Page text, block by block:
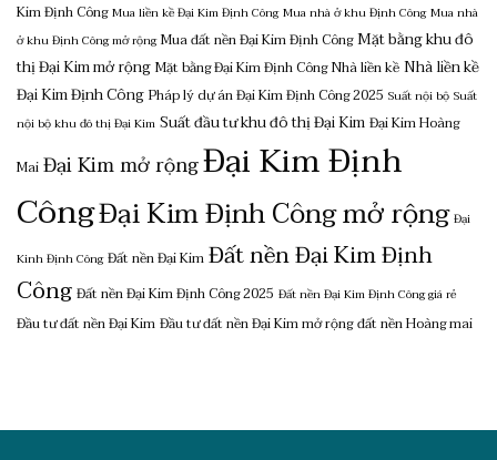
Kim Định Công Mua liền kề Đại Kim Định Công Mua nhà ở khu Định Công Mua nhà
ở khu Định Công mở rộng Mua đất nền Đại Kim Định CôngMặt bằng khu đô
thị Đại Kim mở rộngMặt bằng Đại Kim Định CôngNhà liền kềNhà liền kề
Đại Kim Định CôngPháp lý dự án Đại Kim Định Công 2025 Suất nội bộ Suất
nội bộ khu đô thị Đại Kim Suất đầu tư khu đô thị Đại KimĐại Kim Hoàng
MaiĐại Kim mở rộngĐại Kim Định
CôngĐại Kim Định Công mở rộng Đại
Kinh Định Công Đất nền Đại KimĐất nền Đại Kim Định
CôngĐất nền Đại Kim Định Công 2025 Đất nền Đại Kim Định Công giá rẻ
Đầu tư đất nền Đại KimĐầu tư đất nền Đại Kim mở rộngđất nền Hoàng mai